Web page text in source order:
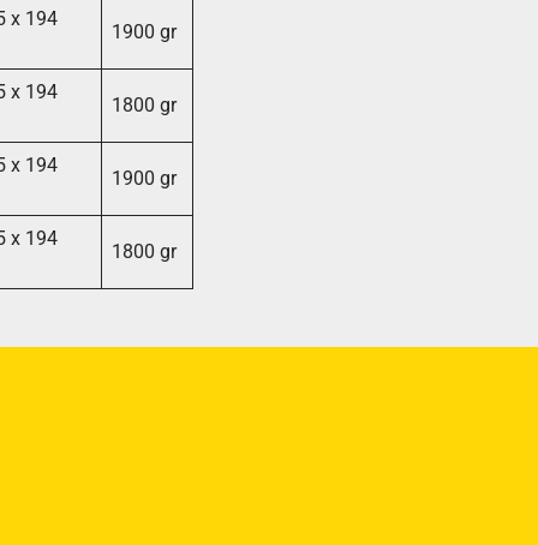
x 194
1900 gr
x 194
1800 gr
x 194
1900 gr
x 194
1800 gr